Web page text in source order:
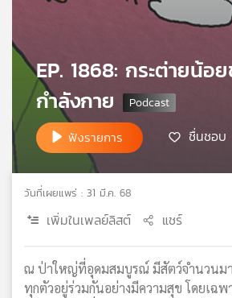
เกี่ยว
กับ
เครือ
ไทย
EP. 1868: กระต่ายน้อ
กำลังกาย
ฟังรายการ ชื่นชอบ
วันที่เผยแพร่ : 31 มี.ค. 68
เพิ่มในเพลย์ลิสต์ แชร์
ณ ป่าใหญ่ที่อุดมสมบูรณ์ มีสัตว์จำนวนม
ทุกตัวอยู่ร่วมกันอย่างมีความสุข โดยเฉ